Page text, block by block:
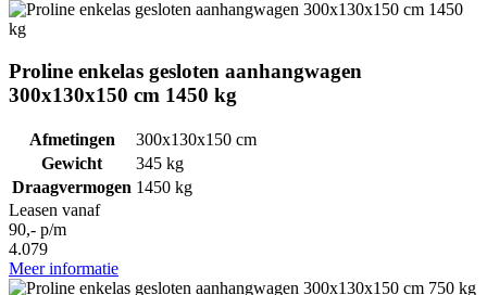
Proline enkelas gesloten aanhangwagen
300x130x150 cm 1450 kg
Afmetingen
300x130x150 cm
Gewicht
345 kg
Draagvermogen 1450 kg
Leasen vanaf
90,- p/m
4.079
Meer informatie